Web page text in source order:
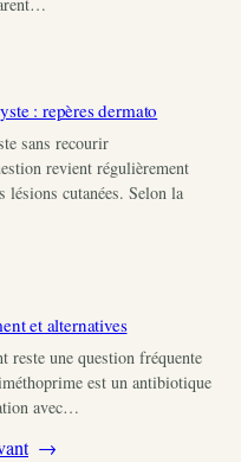
: repères dermato
sans recourir
revient régulièrement
lésions cutanées. Selon la
et alternatives
reste une question fréquente
est un antibiotique
avec…
→